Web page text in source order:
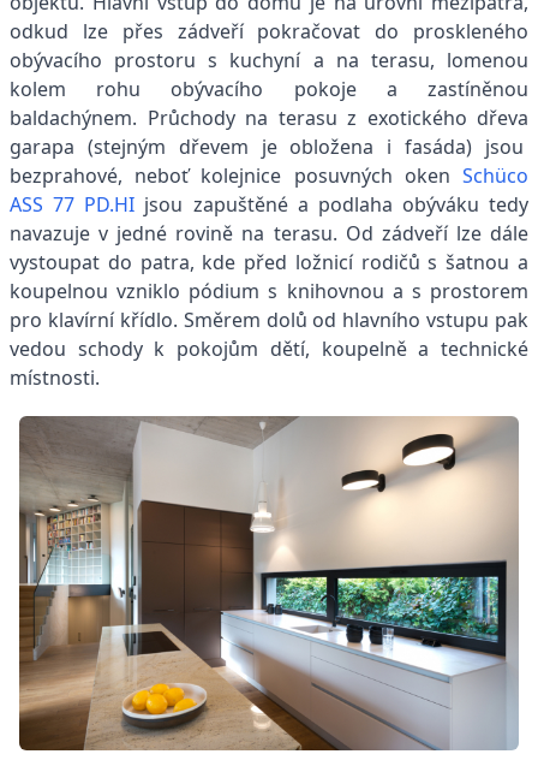
odkud lze přes zádveří pokračovat do proskleného
obývacího prostoru s kuchyní a na terasu, lomenou
kolem rohu obývacího pokoje a zastíněnou
baldachýnem. Průchody na terasu z exotického dřeva
garapa (stejným dřevem je obložena i fasáda) jsou
bezprahové, neboť kolejnice posuvných oken Schüco
ASS 77 PD.HI jsou zapuštěné a podlaha obýváku tedy
navazuje v jedné rovině na terasu. Od zádveří lze dále
vystoupat do patra, kde před ložnicí rodičů s šatnou a
koupelnou vzniklo pódium s knihovnou a s prostorem
pro klavírní křídlo. Směrem dolů od hlavního vstupu pak
vedou schody k pokojům dětí, koupelně a technické
místnosti.